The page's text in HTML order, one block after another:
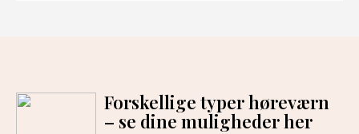
Forskellige typer høreværn
– se dine muligheder her